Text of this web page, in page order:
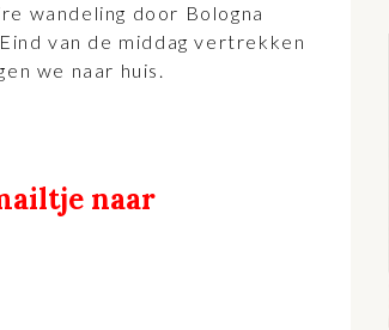
wandeling door Bologna
van de middag vertrekken
we naar huis.
naar